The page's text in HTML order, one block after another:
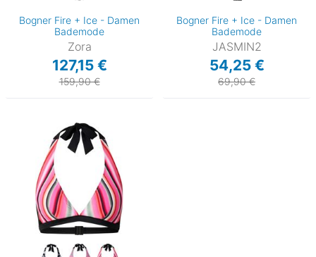
Bogner Fire + Ice - Damen
Bademode
Zora
127,15 €
159,90 €
Bogner Fire + Ice - Damen
Bademode
JASMIN2
54,25 €
69,90 €